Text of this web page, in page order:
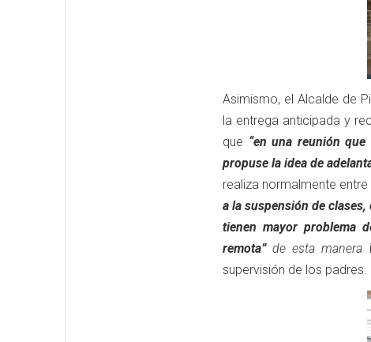
Asimismo, el Alcalde de
la entrega anticipada y
que “en una reunión
propuse la idea de
realiza normalmente
a la suspensión de
tienen mayor problema
remota”de esta manera
supervisión de los padres.